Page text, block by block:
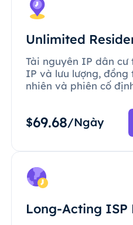
Unlimited
Tài nguyên IP dân
IP và lưu lượng,
nhiên và phiên cố
$69.68/Ngày
Long-Acting ISP